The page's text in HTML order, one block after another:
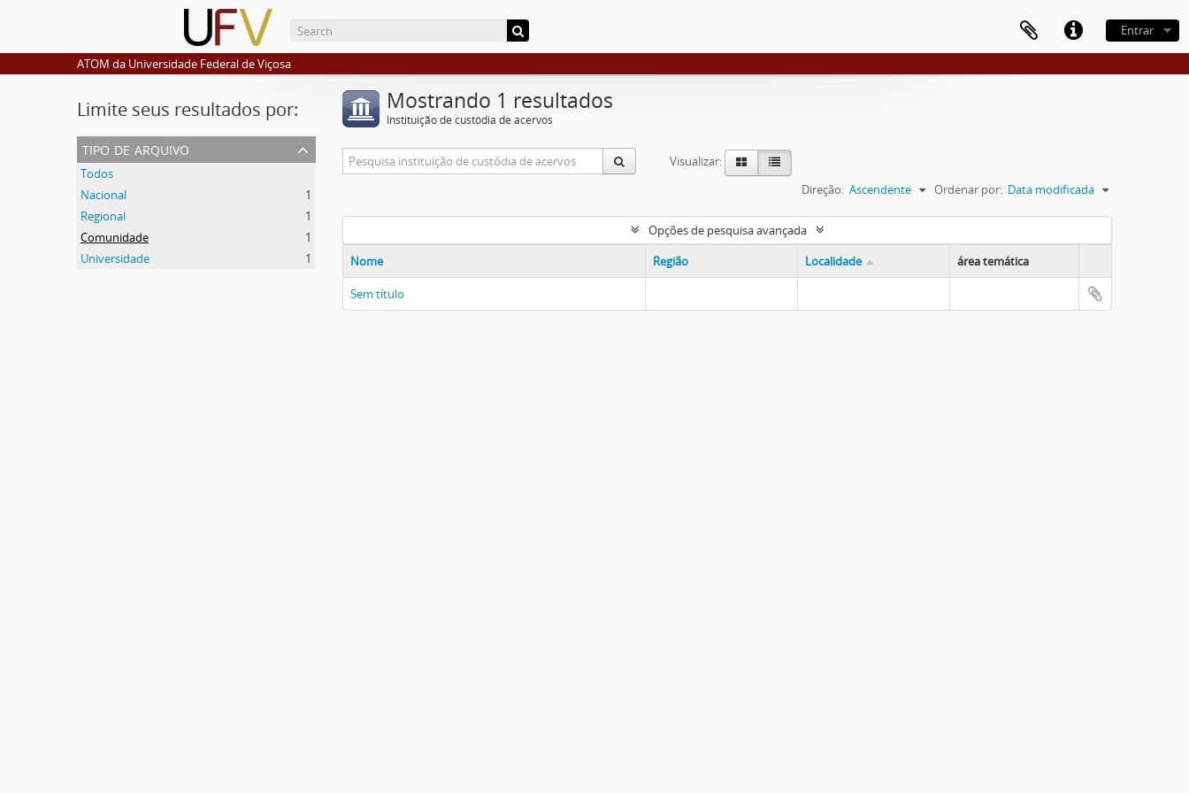
Entrar
ATOM da Universidade Federal de Viçosa
Limite seus resultados por:
tipo de arquivo
Todos
Nacional
1
Regional
1
Comunidade
1
Universidade
1
Mostrando 1 resultados
Instituição de custódia de acervos
Visualizar:
Ordenar por: Data modificada
Direção: Ascendente
Opções de pesquisa avançada
Nome
Região Localidade área temática
Sem título